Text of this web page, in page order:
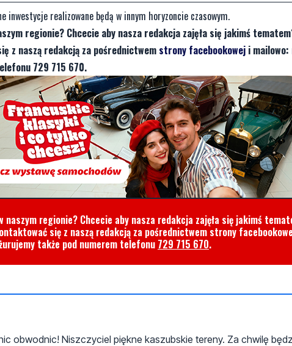
inwestycje realizowane będą w innym horyzoncie czasowym.
regionie? Chcecie aby nasza redakcja zajęła się jakimś
z naszą redakcją za pośrednictwem strony facebookowej i mailowo:
729 715 670.
naszym regionie? Chcecie aby nasza redakcja zajęła się jakimś
się z naszą redakcją za pośrednictwem strony
także pod numerem telefonu 729 715 670.
obwodnic! Niszczyciel piękne kaszubskie tereny. Za chwilę